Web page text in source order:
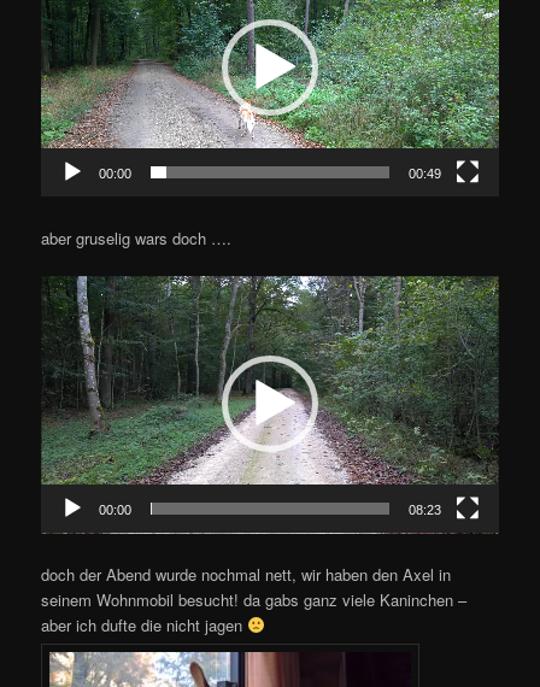
00:00 00:49
aber gruselig wars doch ….
Video-
Player
00:00 08:23
doch der Abend wurde nochmal nett, wir haben den Axel in
seinem Wohnmobil besucht! da gabs ganz viele Kaninchen –
aber ich dufte die nicht jagen